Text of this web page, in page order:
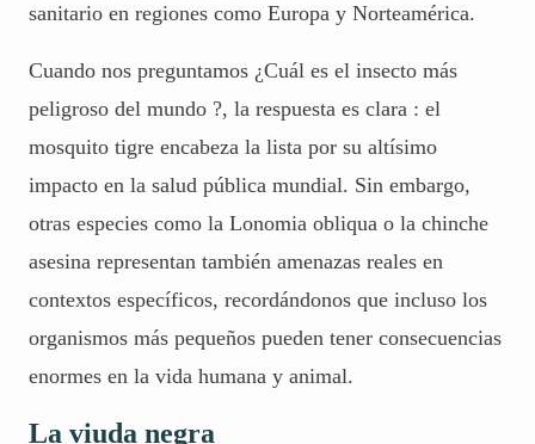
sanitario en regiones como Europa y Norteamérica.
Cuando nos preguntamos ¿Cuál es el insecto más
peligroso del mundo ?, la respuesta es clara : el
mosquito tigre encabeza la lista por su altísimo
impacto en la salud pública mundial. Sin embargo,
otras especies como la Lonomia obliqua o la chinche
asesina representan también amenazas reales en
contextos específicos, recordándonos que incluso los
organismos más pequeños pueden tener consecuencias
enormes en la vida humana y animal.
La viuda negra